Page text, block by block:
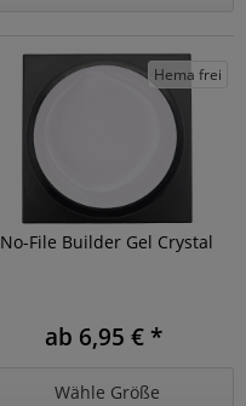
Hema frei
No-File Builder Gel Crystal
ab 6,95 € *
Wähle Größe